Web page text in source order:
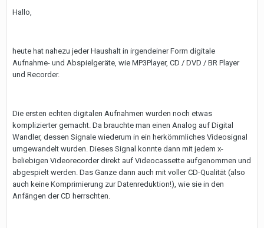
Hallo,
heute hat nahezu jeder Haushalt in irgendeiner Form digitale
Aufnahme- und Abspielgeräte, wie MP3Player, CD / DVD / BR Player
und Recorder.
Die ersten echten digitalen Aufnahmen wurden noch etwas
komplizierter gemacht. Da brauchte man einen Analog auf Digital
Wandler, dessen Signale wiederum in ein herkömmliches Videosignal
umgewandelt wurden. Dieses Signal konnte dann mit jedem x-
beliebigen Videorecorder direkt auf Videocassette aufgenommen und
abgespielt werden. Das Ganze dann auch mit voller CD-Qualität (also
auch keine Komprimierung zur Datenreduktion!), wie sie in den
Anfängen der CD herrschten.